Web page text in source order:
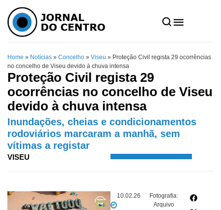
Home » Notícias » Concelho » Viseu » Proteção Civil regista 29 ocorrências
no concelho de Viseu devido à chuva intensa
Proteção Civil regista 29
ocorrências no concelho de Viseu
devido à chuva intensa
Inundações, cheias e condicionamentos
rodoviários marcaram a manhã, sem
vítimas a registar
VISEU
10.02.26
Fotografia:
Arquivo